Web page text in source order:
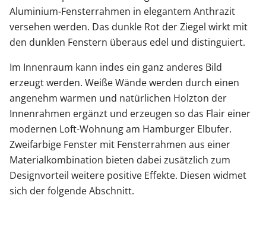
Aluminium-Fensterrahmen in elegantem Anthrazit
versehen werden. Das dunkle Rot der Ziegel wirkt mit
den dunklen Fenstern überaus edel und distinguiert.
Im Innenraum kann indes ein ganz anderes Bild
erzeugt werden. Weiße Wände werden durch einen
angenehm warmen und natürlichen Holzton der
Innenrahmen ergänzt und erzeugen so das Flair einer
modernen Loft-Wohnung am Hamburger Elbufer.
Zweifarbige Fenster mit Fensterrahmen aus einer
Materialkombination bieten dabei zusätzlich zum
Designvorteil weitere positive Effekte. Diesen widmet
sich der folgende Abschnitt.